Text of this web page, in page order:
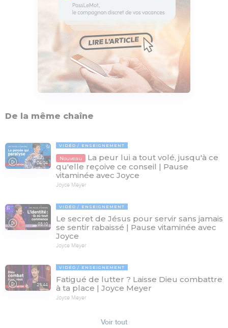
De la même chaîne
04:04
VIDÉO ENSEIGNEMENT
Nouveau
La peur lui a tout volé, jusqu'à ce
qu'elle reçoive ce conseil | Pause
vitaminée avec Joyce
Joyce Meyer
03:10
VIDÉO ENSEIGNEMENT
Le secret de Jésus pour servir sans jamais
se sentir rabaissé | Pause vitaminée avec
Joyce
Joyce Meyer
25:44
VIDÉO ENSEIGNEMENT
Fatigué de lutter ? Laisse Dieu combattre
à ta place | Joyce Meyer
Joyce Meyer
Voir tout